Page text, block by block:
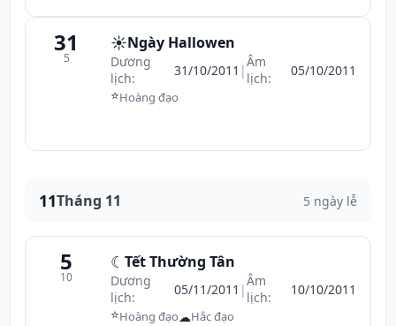
31
5
☀️Ngày Hallowen
Dương
lịch:
31/10/2011 |Âm
lịch:
05/10/2011
⭐Hoàng đạo
11Tháng 11 5 ngày lễ
5
10
☾ Tết Thường Tân
Dương
lịch:
05/11/2011 |Âm
lịch:
10/10/2011
⭐Hoàng đạo☁Hắc đạo